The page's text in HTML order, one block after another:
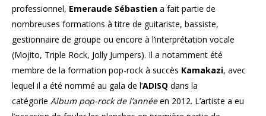
professionnel, Emeraude Sébastien a fait partie de
nombreuses formations à titre de guitariste, bassiste,
gestionnaire de groupe ou encore à l’interprétation vocale
(Mojito, Triple Rock, Jolly Jumpers). Il a notamment été
membre de la formation pop-rock à succès Kamakazi, avec
lequel il a été nommé au gala de l’ADISQ dans la
catégorie Album pop-rock de l’annéeen 2012. L’artiste a eu